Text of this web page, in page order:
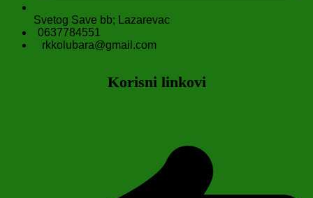
Svetog Save bb; Lazarevac
0637784551
rkkolubara@gmail.com
Korisni linkovi